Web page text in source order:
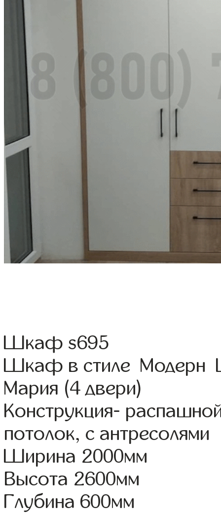
Шкаф s695
Шкаф в стиле Модерн
Мария (4 двери)
Конструкция-
потолок, с антресолями
Ширина 2000мм
Высота 2600мм
Глубина 600мм